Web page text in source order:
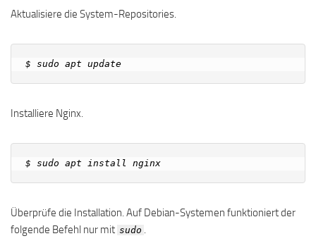
Aktualisiere die System-Repositories.
Installiere Nginx.
Überprüfe die Installation. Auf Debian-Systemen funktioniert der
folgende Befehl nur mit sudo .